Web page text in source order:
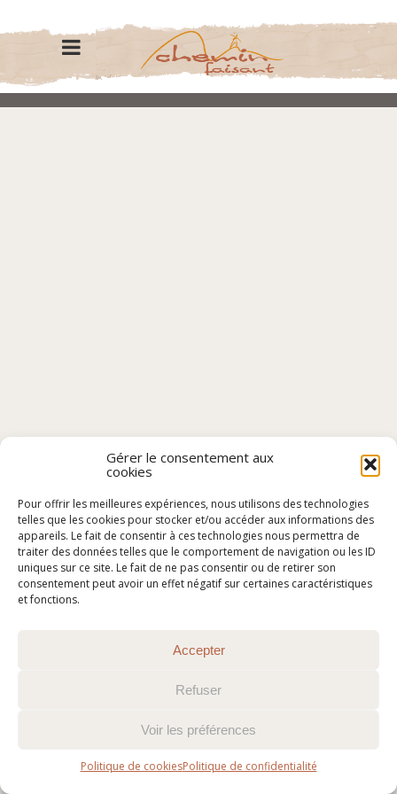
Gérer le consentement aux
cookies
Pour offrir les meilleures expériences, nous utilisons des technologies
telles que les cookies pour stocker et/ou accéder aux informations des
appareils. Le fait de consentir à ces technologies nous permettra de
traiter des données telles que le comportement de navigation ou les ID
uniques sur ce site. Le fait de ne pas consentir ou de retirer son
consentement peut avoir un effet négatif sur certaines caractéristiques
et fonctions.
Accepter
Refuser
Voir les préférences
Politique de cookiesPolitique de confidentialité
@2015-2026 Chemin Faisant